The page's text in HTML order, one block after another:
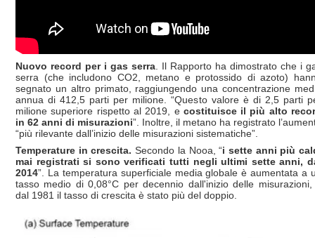
Nuovo record per i gas serra . Il Rapporto ha dimostrato che i
serra (che includono CO2, metano e protossido di azoto)
segnato un altro primato, raggiungendo una concentrazione
annua di 412,5 parti per milione. “Questo valore è di 2,5 parti
milione superiore rispetto al 2019, e costituisce il più alto
in 62 anni di misurazioni”. Inoltre, il metano ha registrato
“più rilevante dall’inizio delle misurazioni sistematiche”.
Temperature in crescita. Secondo la Nooa, “i sette anni più
mai registrati si sono verificati tutti negli ultimi sette anni,
2014”. La temperatura superficiale media globale è aumentata a
tasso medio di 0,08°C per decennio dall'inizio delle
dal 1981 il tasso di crescita è stato più del doppio.